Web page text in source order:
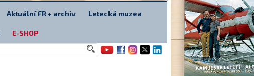
Aktuální FR + archiv Letecká muzea
E-SHOP